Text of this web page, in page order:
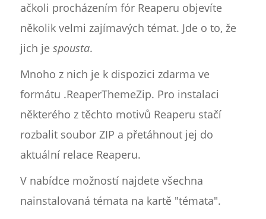
ačkoli procházením fór Reaperu objevíte
několik velmi zajímavých témat. Jde o to, že
jich je spousta.
Mnoho z nich je k dispozici zdarma ve
formátu .ReaperThemeZip. Pro instalaci
některého z těchto motivů Reaperu stačí
rozbalit soubor ZIP a přetáhnout jej do
aktuální relace Reaperu.
V nabídce možností najdete všechna
nainstalovaná témata na kartě "témata".